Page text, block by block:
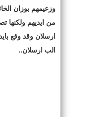
وزعيمهم بوزان
من ايديهم ولكنها
ارسلان وقد وقع
الب ارسلان..